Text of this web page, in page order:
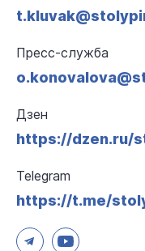
Пресс-служба
Дзен
https://dzen.ru/
Telegram
https://t.me/